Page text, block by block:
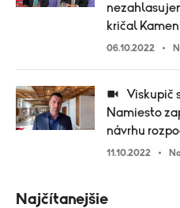
kričal
06.10.2022
Viskupič sa pustil do Krajniaka:
Namiesto
návrhu
11.10.2022
Najčítanejšie